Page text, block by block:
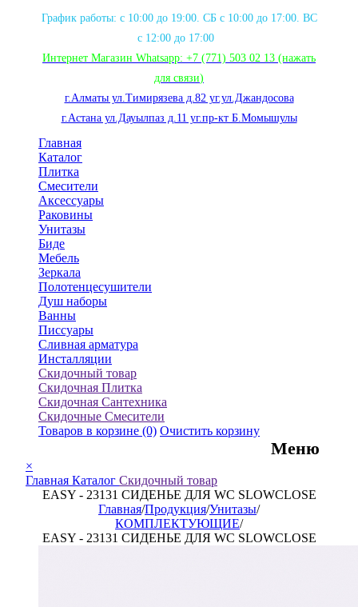
График работы: с 10:00 до 19:00. СБ с 10:00 до 17:00. ВС
с 12:00 до 17:00
Интернет Магазин Whatsapp: +7 (771) 503 02 13 (нажать
для связи)
г.Алматы ул.Тимирязева д.82 уг.ул.Джандосова
г.Астана ул.Дауылпаз д.11 уг.пр-кт Б.Момышулы
Главная
Каталог
Плитка
Смесители
Аксессуары
Раковины
Унитазы
Биде
Мебель
Зеркала
Полотенцесушители
Душ наборы
Ванны
Писсуары
Сливная арматура
Инсталляции
Скидочный товар
Скидочная Плитка
Скидочная Сантехника
Скидочные Смесители
Товаров в корзине (0) Очистить корзину
Меню
×
Главная Каталог Скидочный товар
EASY - 23131 СИДЕНЬЕ ДЛЯ WC SLOWCLOSE
Главная/Продукция/Унитазы/
КОМПЛЕКТУЮЩИЕ/
EASY - 23131 СИДЕНЬЕ ДЛЯ WC SLOWCLOSE